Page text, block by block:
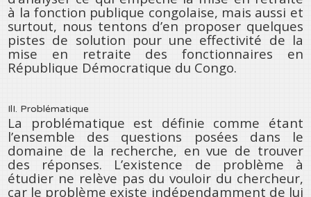
à la fonction publique congolaise, mais aussi et
surtout, nous tentons d’en proposer quelques
pistes de solution pour une effectivité de la
mise en retraite des fonctionnaires en
République Démocratique du Congo.
IlI. Problématique
La problématique est définie comme étant
l’ensemble des questions posées dans le
domaine de la recherche, en vue de trouver
des réponses. L’existence de problème à
étudier ne relève pas du vouloir du chercheur,
car le problème existe indépendamment de lui